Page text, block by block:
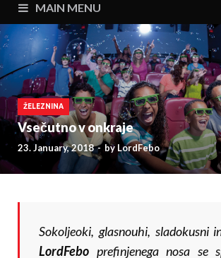
MAIN MENU
ŽELEZNINA
Vsečutno v onkraje
23. January, 2018- by LordFebo
Sokoljeoki, glasnouhi, slado­kusni
LordFebo prefinjenega nosa se